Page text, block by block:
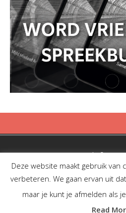
Copyright © 2019
Deze website maakt gebruik van
verbeteren. We gaan ervan uit
maar je kunt je afmelden als
Read